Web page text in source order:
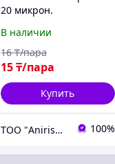
20 микрон.
В наличии
15₸/пара
16 ₸/пара
Купить
ТОО "Anirise" - изделия медицинского назначения 100%